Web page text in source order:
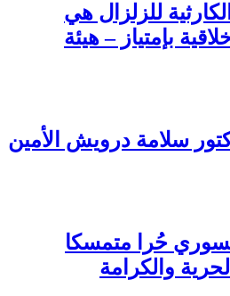
للزلزال هي
بإمتياز – هيئة
سلامة درويش الأمين
حُرا متمسكا
والكرامة